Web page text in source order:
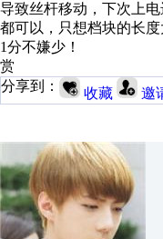
导致丝杆移动，下次上
都可以，只想档块的长
1分不嫌少！
赏
分享到：
收藏 邀